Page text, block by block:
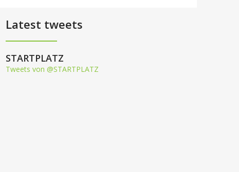
Latest tweets
STARTPLATZ
Tweets von @STARTPLATZ